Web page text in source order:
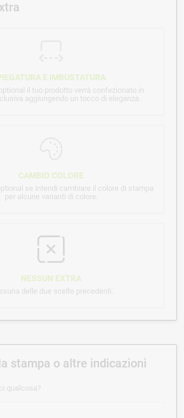
E IMBUSTATURA
il tuo prodotto verrà confezionato in
aggiungendo un tocco di eleganza.
CAMBIO COLORE
se intendi cambiare il colore di stampa
per alcune varianti di colore.
NESSUN EXTRA
delle due scelte precedenti.
stampa o altre indicazioni
qualcosa?